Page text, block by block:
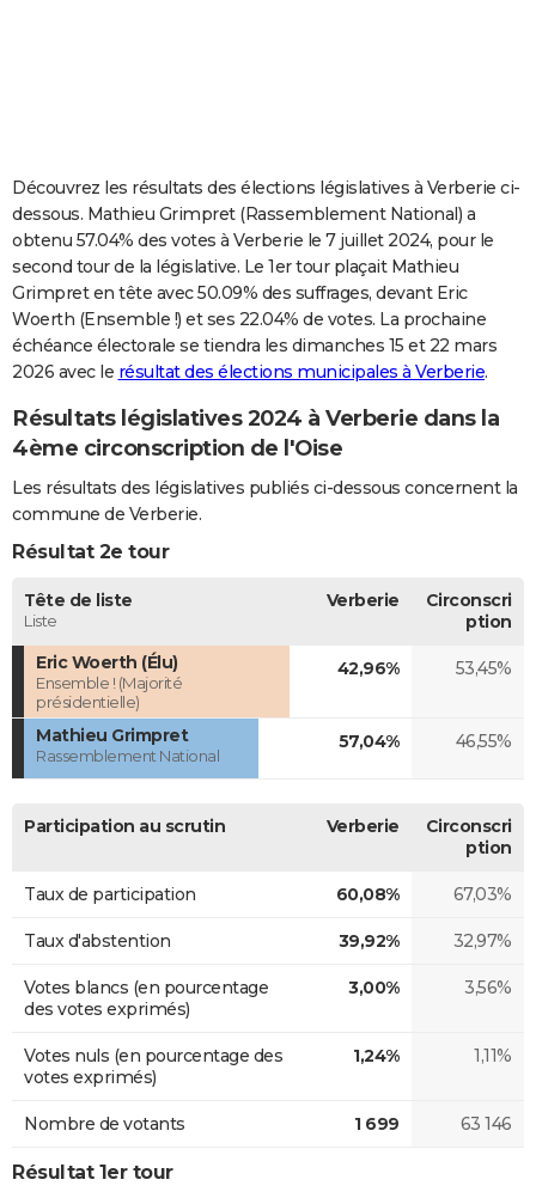
Carte de Noël
Carte Bonne année
Carte Saint-Valentin
Carte Pâques
Carte d'anniversaire
DICTIONNAIRE
Dictionnaire
Biographies
Citations
Expressions
Proverbes
PROGRAMME TV
COPAINS D'AVANT
S'inscrire
Se connecter
Lycées
Collèges
Primaires
Universités
Entreprises
Service militaire
Avis de recherche
AVIS DE DÉCÈS
FORUM
Bricolage
Lifestyle
Culture
Sport
Auto
Television
Voyage
Cinema
Découvrez les résultats des élections législatives à Verberie ci-
dessous. Mathieu Grimpret (Rassemblement National) a
obtenu 57.04% des votes à Verberie le 7 juillet 2024, pour le
second tour de la législative. Le 1er tour plaçait Mathieu
Grimpret en tête avec 50.09% des suffrages, devant Eric
Woerth (Ensemble !) et ses 22.04% de votes. La prochaine
échéance électorale se tiendra les dimanches 15 et 22 mars
2026 avec le résultat des élections municipales à Verberie.
Résultats législatives 2024 à Verberie dans la
4ème circonscription de l'Oise
Les résultats des législatives publiés ci-dessous concernent la
commune de Verberie.
Résultat 2e tour
Tête de liste
Liste
Verberie
Circonscri
ption
Eric Woerth (Élu)
Ensemble ! (Majorité
présidentielle)
42,96% 53,45%
Mathieu Grimpret
Rassemblement National
57,04% 46,55%
Participation au scrutin Verberie
Circonscri
ption
Taux de participation 60,08% 67,03%
Taux d'abstention 39,92% 32,97%
Votes blancs (en pourcentage
des votes exprimés)
3,00% 3,56%
Votes nuls (en pourcentage des
votes exprimés)
1,24% 1,11%
Nombre de votants 1 699 63 146
Résultat 1er tour